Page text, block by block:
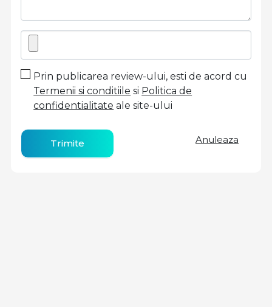
Prin publicarea review-ului, esti de acord cu
Termenii si conditiile si Politica de
confidentialitate ale site-ului
Trimite Anuleaza